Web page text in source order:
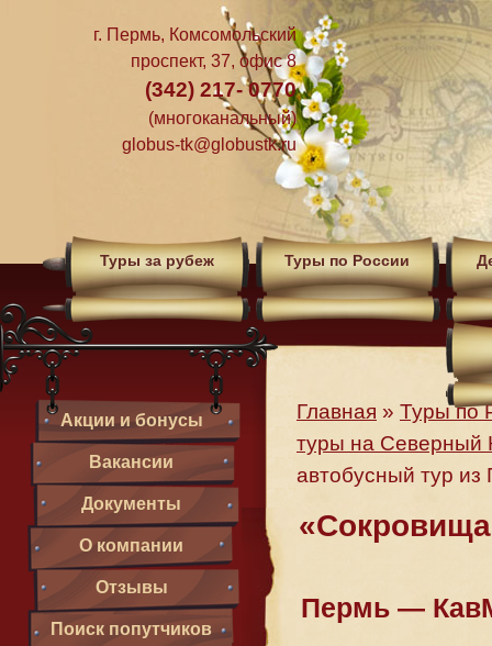
г. Пермь, Комсомольский
проспект, 37, офис 8
(342) 217- 0770
(многоканальный)
globus-tk@globustk.ru
Туры за рубеж Туры по России
Акции и бонусы
Вакансии
Документы
О компании
Отзывы
Поиск попутчиков
Главная » Туры по
туры на Северный
автобусный тур
Пермь —